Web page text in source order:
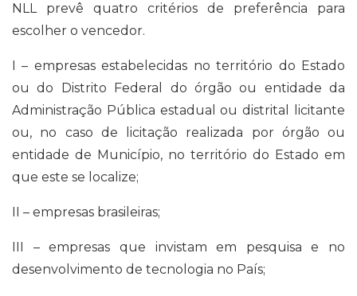
NLL prevê quatro critérios de preferência para
escolher o vencedor.
I – empresas estabelecidas no território do Estado
ou do Distrito Federal do órgão ou entidade da
Administração Pública estadual ou distrital licitante
ou, no caso de licitação realizada por órgão ou
entidade de Município, no território do Estado em
que este se localize;
II – empresas brasileiras;
III – empresas que invistam em pesquisa e no
desenvolvimento de tecnologia no País;